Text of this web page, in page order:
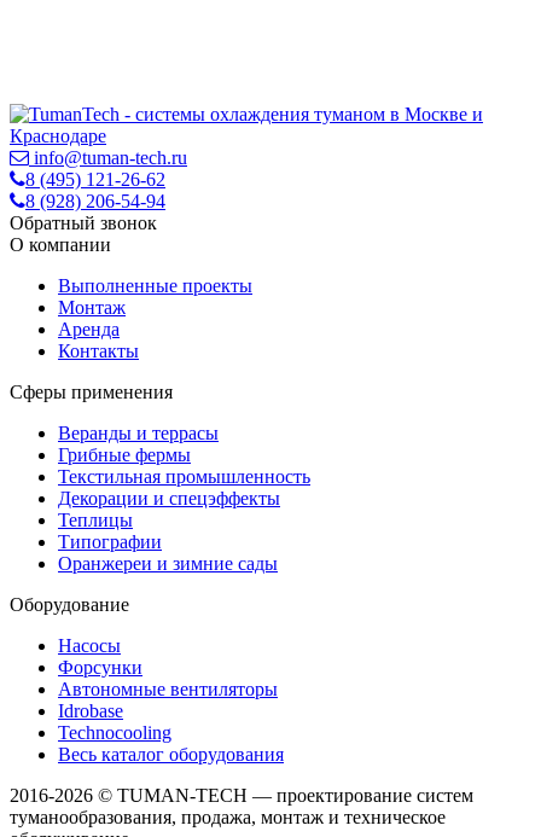
info@tuman-tech.ru
8 (495) 121-26-62
8 (928) 206-54-94
Обратный звонок
О компании
Выполненные проекты
Монтаж
Аренда
Контакты
Сферы применения
Веранды и террасы
Грибные фермы
Текстильная промышленность
Декорации и спецэффекты
Теплицы
Типографии
Оранжереи и зимние сады
Оборудование
Насосы
Форсунки
Автономные вентиляторы
Idrobase
Technocooling
Весь каталог оборудования
2016-2026 © TUMAN-TECH — проектирование систем
туманообразования, продажа, монтаж и техническое